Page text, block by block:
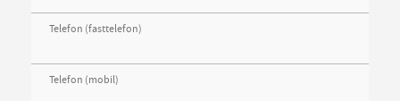
Telefon (fasttelefon)
Telefon (mobil)